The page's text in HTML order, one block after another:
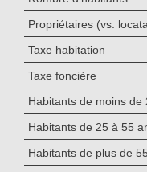
Propriétaires (vs.
Taxe habitation
Taxe foncière
Habitants de moins de
Habitants de 25 à 55
Habitants de plus de